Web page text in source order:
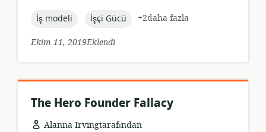
topic:
İş modeli topic:
İşçi Gücü
+2daha fazla
Ekim 11, 2019Eklendi
The Hero Founder Fallacy
Alanna Irvingtarafından